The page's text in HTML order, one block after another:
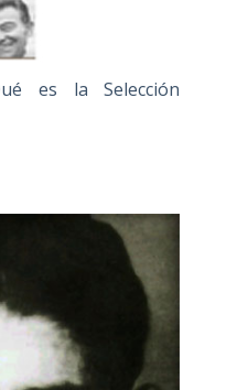
es la Selección